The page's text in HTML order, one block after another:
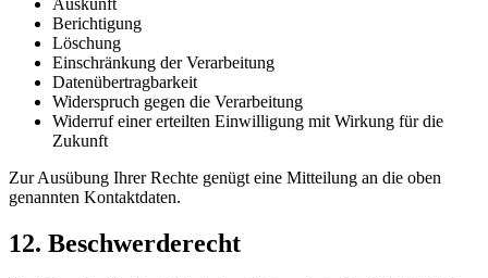
Berichtigung
Löschung
Einschränkung der Verarbeitung
Datenübertragbarkeit
Widerspruch gegen die Verarbeitung
Widerruf einer erteilten Einwilligung mit Wirkung für die
Zukunft
Zur Ausübung Ihrer Rechte genügt eine Mitteilung an die oben
genannten Kontaktdaten.
12. Beschwerderecht